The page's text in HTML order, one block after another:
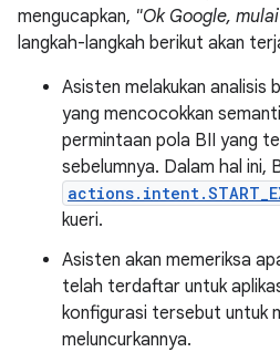
mengucapkan, "Ok Google,
langkah-langkah berikut akan
Asisten melakukan analisis
yang mencocokkan
permintaan pola BII yang
sebelumnya. Dalam hal ini,
kueri.
Asisten akan memeriksa
telah terdaftar untuk
konfigurasi tersebut untuk
meluncurkannya.